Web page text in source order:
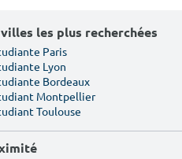
les plus recherchées
Paris
Lyon
Bordeaux
Montpellier
Toulouse